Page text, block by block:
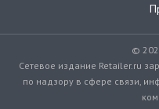
©
Сетевое издание Retailer.ru
по надзору в сфере связи,